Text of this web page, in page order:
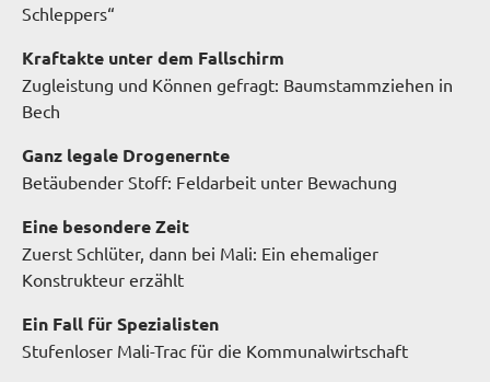
Schleppers“
Kraftakte unterdem Fallschirm
Zugleistung und Können gefragt: Baumstammziehen in
Bech
Ganz legale Drogenernte
Betäubender Stoff: Feldarbeit unter Bewachung
Eine besondere Zeit
Zuerst Schlüter, dann bei Mali: Ein ehemaliger
Konstrukteur erzählt
Ein Fall für Spezialisten
Stufenloser Mali-Trac für die Kommunalwirtschaft